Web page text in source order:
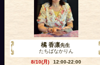
橘 香凛先生
たちばなかりん
8/10(月)
12:00-22:00